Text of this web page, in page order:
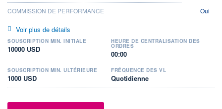
COMMISSION DE PERFORMANCE
Oui
Voir plus de détails
SOUSCRIPTION MIN. INITIALE
10000 USD
HEURE DE CENTRALISATION DES
ORDRES
00:00
SOUSCRIPTION MIN. ULTÉRIEURE
1000 USD
FRÉQUENCE DES VL
Quotidienne